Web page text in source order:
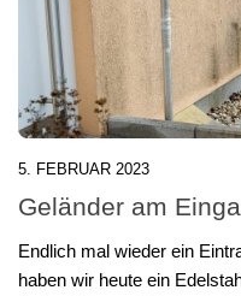
5. FEBRUAR 2023
Geländer am
Endlich mal wieder ein
haben wir heute ein